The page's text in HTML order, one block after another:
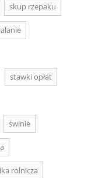
skup rzepaku
stawki opłat
świnie
rolnicza